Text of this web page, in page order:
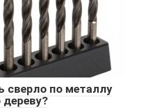
сверло по металлу